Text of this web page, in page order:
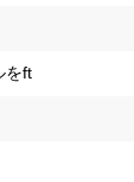
をft